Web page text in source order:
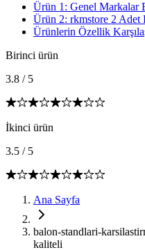
Ürün 1: Genel Markalar
Ürün 2: rkmstore 2 Adet
Ürünlerin Özellik
Birinci ürün
3.8 / 5
İkinci ürün
3.5 / 5
Ana Sayfa
balon-standlari-
kaliteli